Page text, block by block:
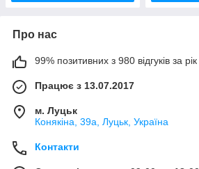
Про нас
99% позитивних з 980 відгуків за рік
Працює з 13.07.2017
м. Луцьк
Конякіна, 39а, Луцьк, Україна
Контакти